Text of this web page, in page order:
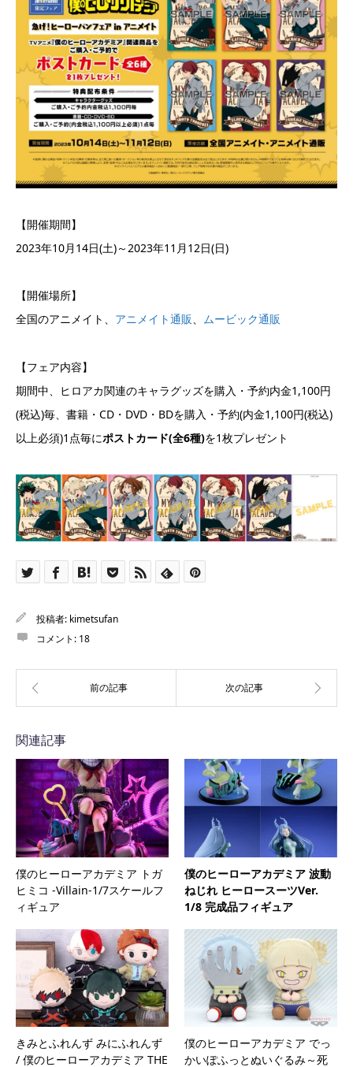
【開催期間】
2023年10月14日(土)～2023年11月12日(日)
【開催場所】
全国のアニメイト、 アニメイト通販、 ムービック通販
【フェア内容】
期間中、ヒロアカ関連のキャラグッズを購入・予約内金1,100円
(税込)毎、書籍・CD・DVD・BDを購入・予約(内金1,100円(税込)
以上必須)1点毎にポストカード(全6種)を1枚プレゼント
投稿者: kimetsufan
コメント: 18
関連記事
僕のヒーローアカデミア トガ
ヒミコ -Villain-1/7スケールフ
ィギュア
僕のヒーローアカデミア 波動
ねじれ ヒーロースーツVer.
1/8 完成品フィギュア
きみとふれんず みにふれんず
/ 僕のヒーローアカデミア THE
僕のヒーローアカデミア でっ
かいぽふっとぬいぐるみ～死